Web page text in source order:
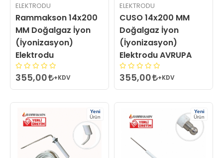
ELEKTRODU
Rammakson 14x200
MM Doğalgaz İyon
(İyonizasyon)
Elektrodu
355,00 +KDV
ELEKTRODU
CUSO 14x200 MM
Doğalgaz İyon
(İyonizasyon)
Elektrodu AVRUPA
355,00 +KDV
Yeni
Ürün
Yeni
Ürün